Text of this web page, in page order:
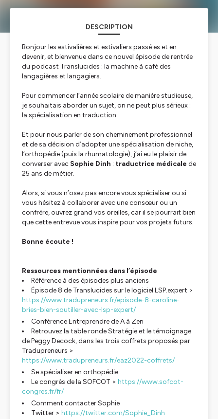
DESCRIPTION
Bonjour les estivalières et estivaliers passé·es et en
devenir, et bienvenue dans ce nouvel épisode de rentrée
du podcast Translucides : la machine à café des
langagières et langagiers.
Pour commencer l’année scolaire de manière studieuse,
je souhaitais aborder un sujet, on ne peut plus sérieux :
la spécialisation en traduction.
Et pour nous parler de son cheminement professionnel
et de sa décision d’adopter une spécialisation de niche,
l’orthopédie (puis la rhumatologie), j’ai eu le plaisir de
converser avec Sophie Dinh : traductrice médicale de
25 ans de métier.
Alors, si vous n’osez pas encore vous spécialiser ou si
vous hésitez à collaborer avec une consœur ou un
confrère, ouvrez grand vos oreilles, car il se pourrait bien
que cette entrevue vous inspire pour vos projets futurs.
Bonne écoute !
Ressources mentionnées dans l’épisode
Référence à des épisodes plus anciens
Épisode 8 de Translucides sur le logiciel LSP.expert >
https://www.tradupreneurs.fr/episode-8-caroline-
bries-bien-soutiller-avec-lsp-expert/
Conférence Entreprendre de A à Zen
Retrouvez la table ronde Stratégie et le témoignage
de Peggy Decock, dans les trois coffrets proposés par
Tradupreneurs >
https://www.tradupreneurs.fr/eaz2022-coffrets/
Se spécialiser en orthopédie
Le congrès de la SOFCOT > https://www.sofcot-
congres.fr/fr/
Comment contacter Sophie
Twitter > https://twitter.com/Sophie_Dinh